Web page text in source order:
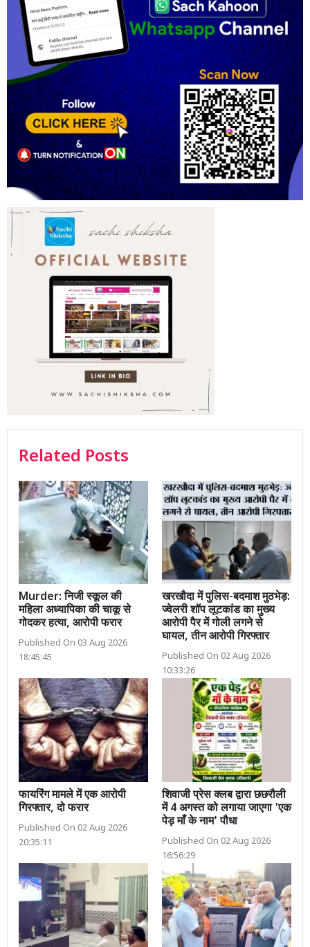
Related Posts
Murder: निजी स्कूल की
महिला अध्यापिका की चाकू से
गोदकर हत्या, आरोपी फरार
Published On 03 Aug 2026
18:45:45
खरखौदा में पुलिस-बदमाश मुठभेड़:
ज्वेलरी शॉप लूटकांड का मुख्य
आरोपी पैर में गोली लगने से
घायल, तीन आरोपी गिरफ्तार
Published On 02 Aug 2026
10:33:26
फायरिंग मामले में एक आरोपी
गिरफ्तार, दो फरार
Published On 02 Aug 2026
20:35:11
शिवाजी प्रेस क्लब द्वारा छछरौली
में 4 अगस्त को लगाया जाएगा 'एक
पेड़ माँ के नाम' पौधा
Published On 02 Aug 2026
16:56:29